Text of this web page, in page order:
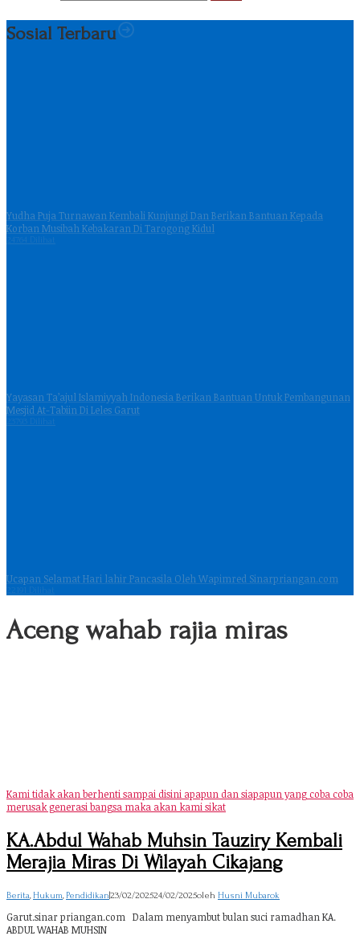
Sosial Terbaru
Yudha Puja Turnawan Kembali Kunjungi Dan Berikan Bantuan Kepada
Korban Musibah Kebakaran Di Tarogong Kidul
24764 Dilihat
Yayasan Ta’ajul Islamiyyah Indonesia Berikan Bantuan Untuk Pembangunan
Mesjid At-Tabiin Di Leles Garut
23793 Dilihat
Ucapan Selamat Hari lahir Pancasila Oleh Wapimred Sinarpriangan.com
22191 Dilihat
Aceng wahab rajia miras
Kami tidak akan berhenti sampai disini apapun dan siapapun yang coba coba
merusak generasi bangsa maka akan kami sikat
KA.Abdul Wahab Muhsin Tauziry Kembali
Merajia Miras Di Wilayah Cikajang
Berita, Hukum, Pendidikan|23/02/202524/02/2025oleh Husni Mubarok
Garut.sinar priangan.com Dalam menyambut bulan suci ramadhan KA.
ABDUL WAHAB MUHSIN